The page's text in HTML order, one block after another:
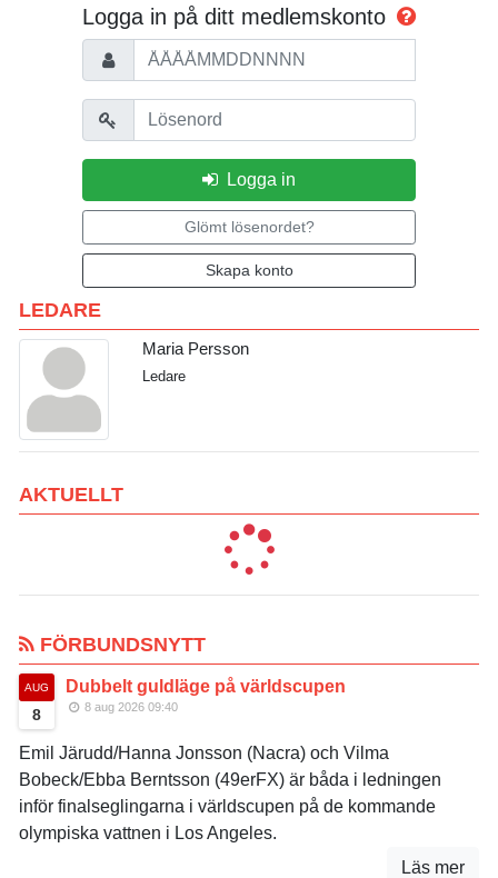
LEDARE
Maria Persson
Ledare
AKTUELLT
Logga in på ditt medlemskonto
Personnummer
Lösenord
Logga in
Glömt lösenordet?
Skapa konto
FÖRBUNDSNYTT
AUG
8
Dubbelt guldläge på världscupen
8 aug 2026 09:40
Emil Järudd/Hanna Jonsson (Nacra) och Vilma
Bobeck/Ebba Berntsson (49erFX) är båda i ledningen
inför finalseglingarna i världscupen på de kommande
olympiska vattnen i Los Angeles.
Läs mer